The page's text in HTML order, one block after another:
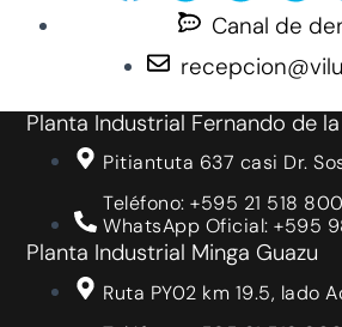
Canal de
Planta Industrial Fernando de
Pitiantuta 637 casi Dr.
Teléfono: +595 21 518
WhatsApp Oficial: +595
Planta Industrial Minga Guazu
Ruta PY02 km 19.5, lado